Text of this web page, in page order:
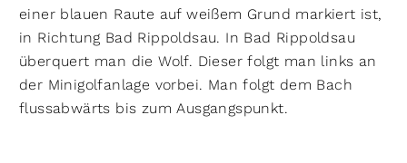
einer blauen Raute auf weißem Grund markiert ist,
in Richtung Bad Rippoldsau. In Bad Rippoldsau
überquert man die Wolf. Dieser folgt man links an
der Minigolfanlage vorbei. Man folgt dem Bach
flussabwärts bis zum Ausgangspunkt.